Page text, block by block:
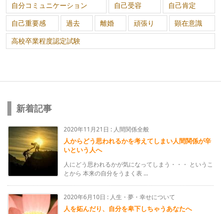
自分コミュニケーション
自己受容
自己肯定
自己重要感
過去 離婚 頑張り
顕在意識
高校卒業程度認定試験
新着記事
2020年11月21日 : 人間関係全般
人からどう思われるかを考えてしまい人間関係が辛
いという人へ
人にどう思われるかが気になってしまう・・・ というこ
とから 本来の自分をうまく表 ...
2020年6月10日 : 人生・夢・幸せについて
人を妬んだり、自分を卑下しちゃうあなたへ